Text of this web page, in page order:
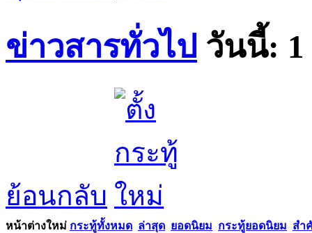
ข่าวสารทั่วไป วันนี้: 1
ย้อนกลับ
หน้าต่างใหม่ กระทู้ทั้งหมด ล่าสุด ยอดนิยม กระทู้ยอดนิยม สำ